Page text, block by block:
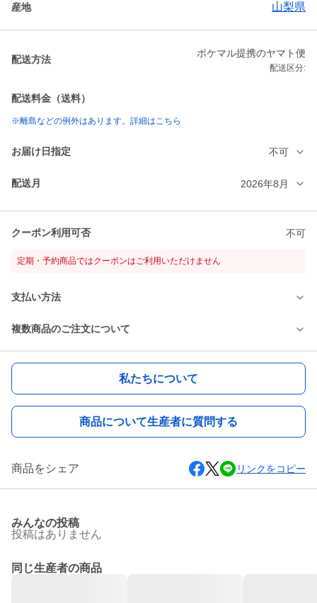
産地 山梨県
配送方法
ポケマル提携のヤマト便
配送区分:
配送料金（送料）
※離島などの例外はあります。詳細はこちら
お届け日指定 不可
配送月 2026年8月
クーポン利用可否 不可
定期・予約商品ではクーポンはご利用いただけません
支払い方法
複数商品のご注文について
私たちについて
商品について生産者に質問する
商品をシェア リンクをコピー
みんなの投稿
投稿はありません
同じ生産者の商品